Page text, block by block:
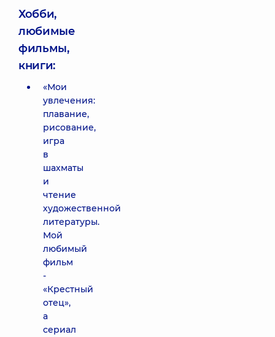
Хобби,
любимые
фильмы,
книги:
«Мои
увлечения:
плавание,
рисование,
игра
в
шахматы
и
чтение
художественной
литературы.
Мой
любимый
фильм
-
«Крестный
отец»,
а
сериал